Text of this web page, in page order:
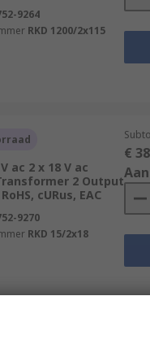
9264
RKD 1200/2x115
ac 2 x 18 V ac
2 Output
cURus, EAC
9270
RKD 15/2x18
€